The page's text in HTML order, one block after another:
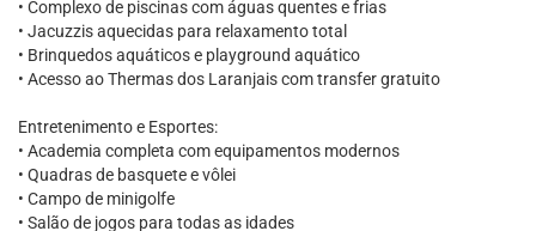
• Complexo de piscinas com águas quentes e frias
• Jacuzzis aquecidas para relaxamento total
• Brinquedos aquáticos e playground aquático
• Acesso ao Thermas dos Laranjais com transfer gratuito
Entretenimento e Esportes:
• Academia completa com equipamentos modernos
• Quadras de basquete e vôlei
• Campo de minigolfe
• Salão de jogos para todas as idades